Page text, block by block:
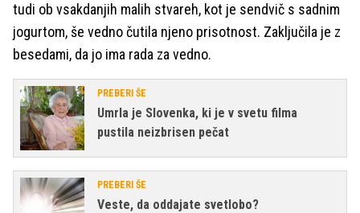
tudi ob vsakdanjih malih stvareh, kot je sendvič s sadnim
jogurtom, še vedno čutila njeno prisotnost. Zaključila je z
besedami, da jo ima rada za vedno.
PREBERI ŠE
Umrla je Slovenka, ki je v svetu filma
pustila neizbrisen pečat
PREBERI ŠE
Veste, da oddajate svetlobo?